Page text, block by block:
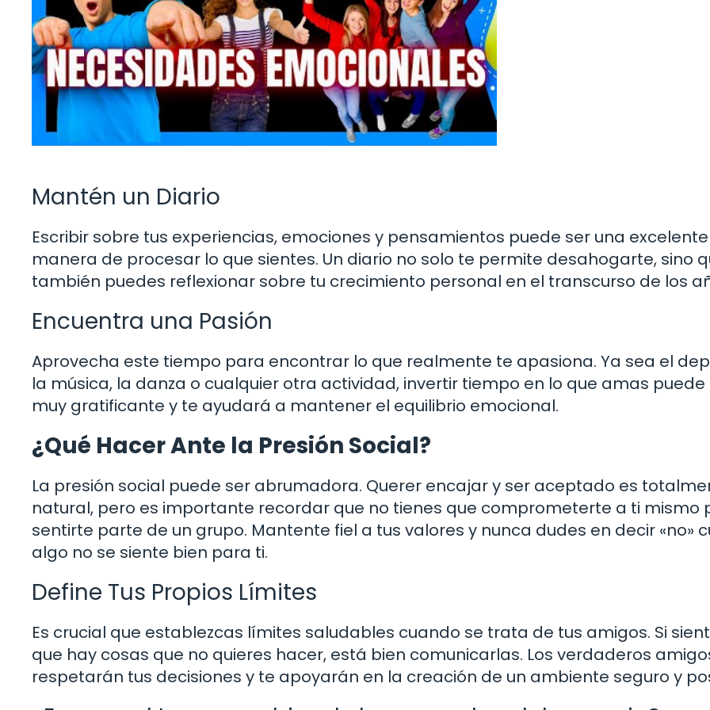
Mantén un Diario
Escribir sobre tus experiencias, emociones y pensamientos puede ser una excelente
manera de procesar lo que sientes. Un diario no solo te permite desahogarte, sino
también puedes reflexionar sobre tu crecimiento personal en el transcurso de los
Encuentra una Pasión
Aprovecha este tiempo para encontrar lo que realmente te apasiona. Ya sea el
la música, la danza o cualquier otra actividad, invertir tiempo en lo que amas puede
muy gratificante y te ayudará a mantener el equilibrio emocional.
¿Qué Hacer Ante la Presión Social?
La presión social puede ser abrumadora. Querer encajar y ser aceptado es
natural, pero es importante recordar que no tienes que comprometerte a ti mismo
sentirte parte de un grupo. Mantente fiel a tus valores y nunca dudes en decir «no»
algo no se siente bien para ti.
Define Tus Propios Límites
Es crucial que establezcas límites saludables cuando se trata de tus amigos. Si
que hay cosas que no quieres hacer, está bien comunicarlas. Los verdaderos
respetarán tus decisiones y te apoyarán en la creación de un ambiente seguro y